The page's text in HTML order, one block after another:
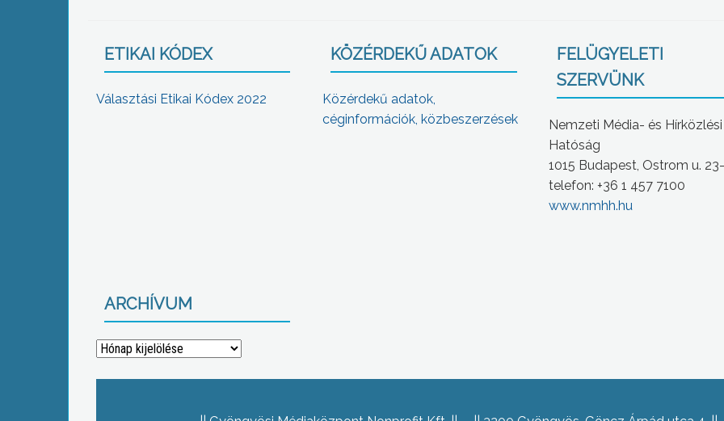
ETIKAI KÓDEX
Választási Etikai Kódex 2022
KÖZÉRDEKŰ ADATOK
Közérdekű adatok,
céginformációk, közbeszerzések
FELÜGYELETI
SZERVÜNK
Nemzeti Média- és Hírközlési
Hatóság
1015 Budapest, Ostrom u.
telefon: +36 1 457 7100
www.nmhh.hu
ARCHÍVUM
Archívum